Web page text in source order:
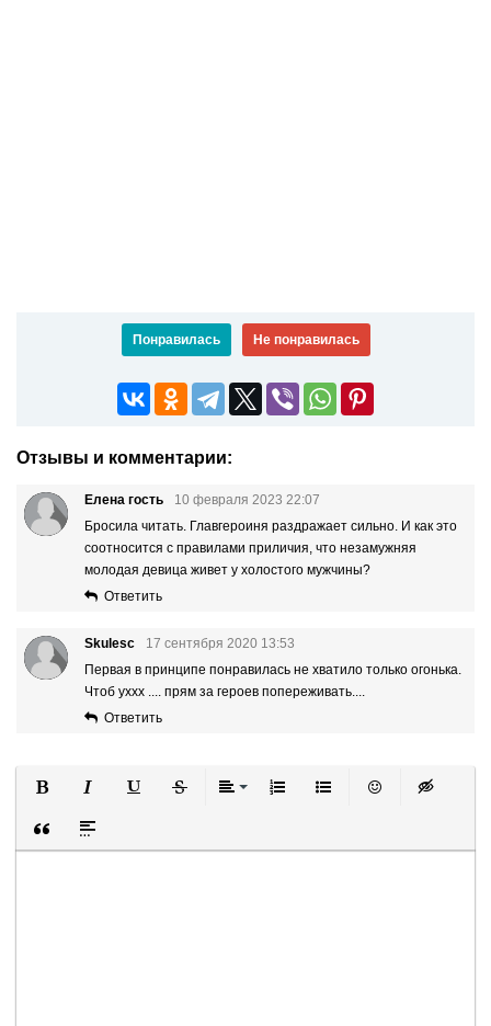
Понравилась Не понравилась
Отзывы и комментарии:
Елена гость
10 февраля 2023 22:07
Бросила читать. Главгероиня раздражает сильно. И как это
соотносится с правилами приличия, что незамужняя
молодая девица живет у холостого мужчины?
Ответить
Skulesc
17 сентября 2020 13:53
Первая в принципе понравилась не хватило только огонька.
Чтоб уххх .... прям за героев попереживать....
Ответить
Вставка цитаты
Вставка спойлера